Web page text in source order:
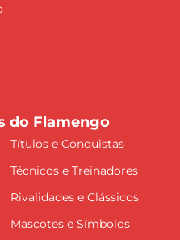
do Flamengo
Títulos e Conquistas
Técnicos e Treinadores
Rivalidades e Clássicos
Mascotes e Símbolos